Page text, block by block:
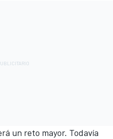
un reto mayor. Todavía